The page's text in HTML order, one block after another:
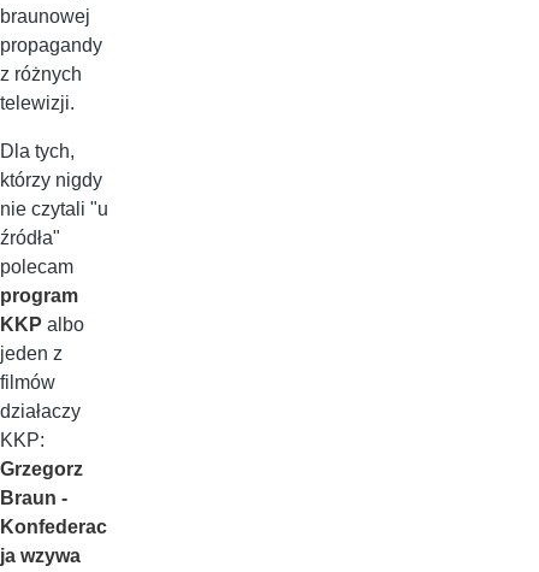
braunowej
propagandy
z różnych
telewizji.
Dla tych,
którzy nigdy
nie czytali "u
źródła"
polecam
program
KKP albo
jeden z
filmów
działaczy
KKP:
Grzegorz
Braun -
Konfederac
ja wzywa